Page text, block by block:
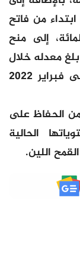
من فاتح
والتي كانت تبلغ 135 بالمائة، إلى منح
معدله خلال
الفترة الممتدة فقط من نونبر 2021 الى فبراير 2022
الحفاظ على
الحالية
اللين.